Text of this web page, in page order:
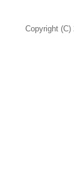
Copyright (C)